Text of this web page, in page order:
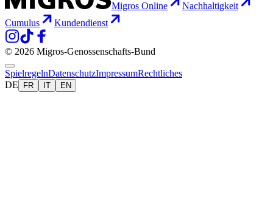
Migros Online
Nachhaltigkeit
Cumulus
Kundendienst
© 2026 Migros-Genossenschafts-Bund
SpielregelnDatenschutzImpressumRechtliches
DE
FR IT EN